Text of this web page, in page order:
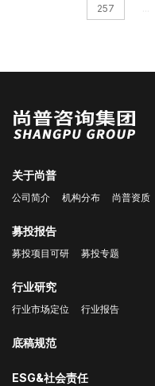
257
关于尚普
公司简介 机构分布 尚普资质
募投报告
募投项目可研 募投专题
行业研究
行业市场定位 行业报告
底稿规范
ESG&社会责任